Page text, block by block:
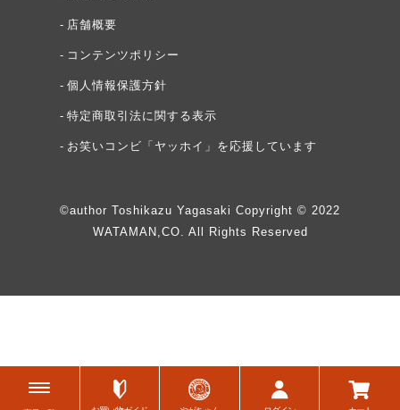
牡蠣ジュルカレー
店舗概要
コンテンツポリシー
個人情報保護方針
特定商取引法に関する表示
お笑いコンビ「ヤッホイ」を応援しています
©author Toshikazu Yagasaki Copyright © 2022
WATAMAN,CO. All Rights Reserved